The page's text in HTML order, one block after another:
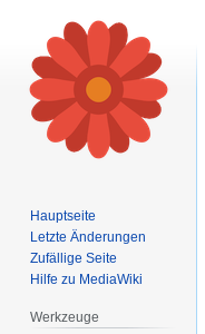
Hauptseite
Letzte Änderungen
Zufällige Seite
Hilfe zu MediaWiki
Werkzeuge